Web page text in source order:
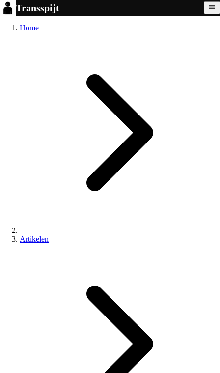
Transspijt
Home
Artikelen